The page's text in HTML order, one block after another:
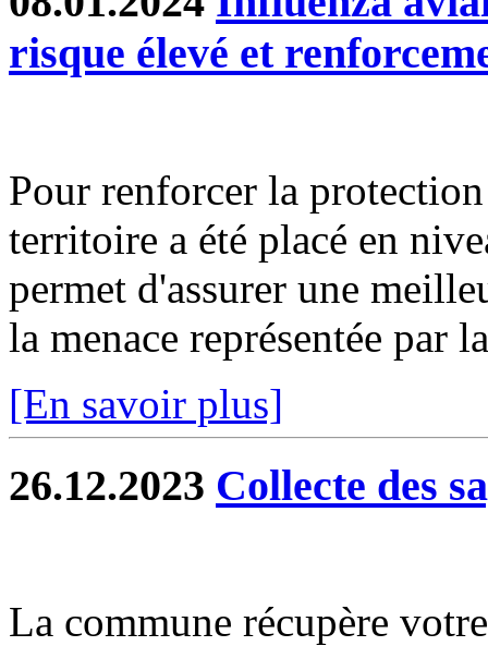
risque élevé et
Pour renforcer la
territoire a été placé en
permet d'assurer une
la menace représentée par
[En savoir plus]
26.12.2023 Collecte des
La commune récupère